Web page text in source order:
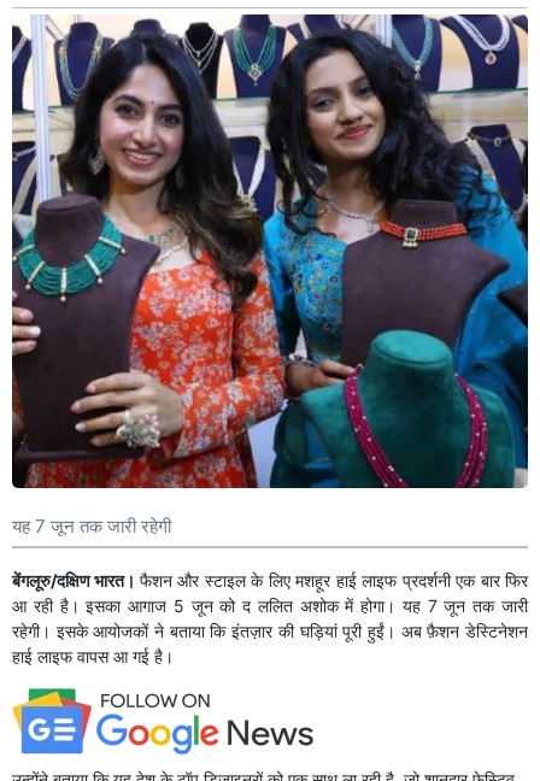
यह 7 जून तक जारी रहेगी
बेंगलूरु/दक्षिण भारत। फैशन और स्टाइल के लिए मशहूर हाई लाइफ प्रदर्शनी एक बार फिर
आ रही है। इसका आगाज 5 जून को द ललित अशोक में होगा। यह 7 जून तक जारी
रहेगी। इसके आयोजकों ने बताया कि इंतज़ार की घड़ियां पूरी हुईं। अब फ़ैशन डेस्टिनेशन
हाई लाइफ वापस आ गई है।